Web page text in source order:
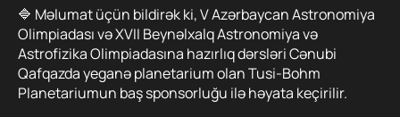
🔷 ️Məlumat üçün bildirək ki, V Azərbaycan Astronomiya
Olimpiadası və XVII Beynəlxalq Astronomiya və
Astrofizika Olimpiadasına hazırlıq dərsləri Cənubi
Qafqazda yeganə planetarium olan Tusi-Bohm
Planetariumun baş sponsorluğu ilə həyata keçirilir.